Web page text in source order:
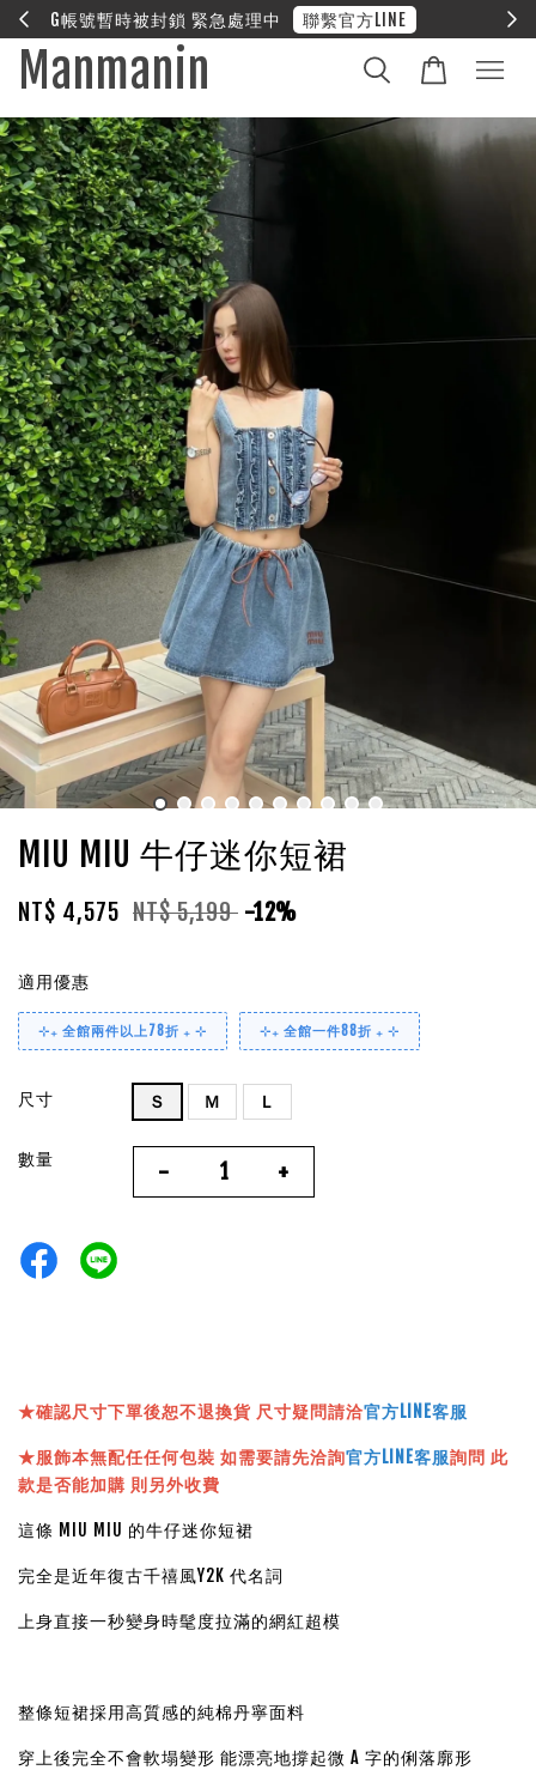
❤︎ 全館滿兩萬享免運
Manmanin
MIU MIU 牛仔迷你短裙
NT$ 4,575 NT$ 5,199 -12%
適用優惠
⊹₊ 全館兩件以上78折 ₊ ⊹ ⊹₊ 全館一件88折 ₊ ⊹
尺寸 Ｓ Ｍ Ｌ
數量 - +
★確認尺寸下單後恕不退換貨 尺寸疑問請洽官方LINE客服
★服飾本無配任任何包裝 如需要請先洽詢官方LINE客服詢問 此
款是否能加購 則另外收費
這條 MIU MIU 的牛仔迷你短裙
完全是近年復古千禧風Y2K 代名詞
上身直接一秒變身時髦度拉滿的網紅超模
整條短裙採用高質感的純棉丹寧面料
穿上後完全不會軟塌變形 能漂亮地撐起微 A 字的俐落廓形